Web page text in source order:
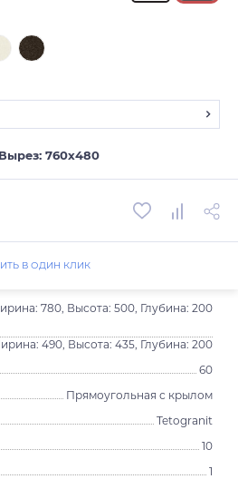
780, Высота: 500, Глубина: 200
490, Высота: 435, Глубина: 200
60
Прямоугольная с крылом
Tetogranit
10
1
Вырез: 760х480
В ОДИН КЛИК